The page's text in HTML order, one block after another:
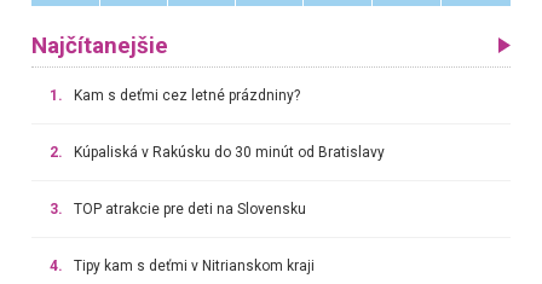
Najčítanejšie
1. Kam s deťmi cez letné prázdniny?
2. Kúpaliská v Rakúsku do 30 minút od Bratislavy
3. TOP atrakcie pre deti na Slovensku
4. Tipy kam s deťmi v Nitrianskom kraji